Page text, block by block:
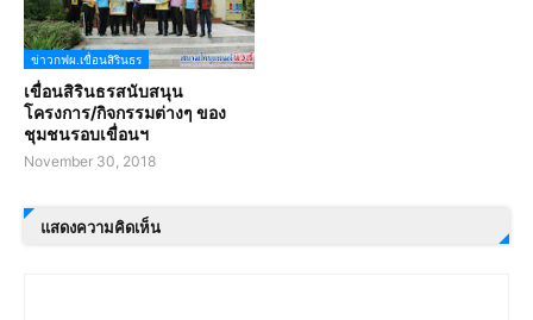
ข่าวกฟผ.เขื่อนสิรินธร
เขื่อนสิรินธรสนับสนุน
โครงการ/กิจกรรมต่างๆ ของ
ชุมชนรอบเขื่อนฯ
November 30, 2018
แสดงความคิดเห็น